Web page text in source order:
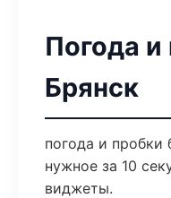
Погода и
Брянск
погода и пробки
нужное за 10
виджеты.